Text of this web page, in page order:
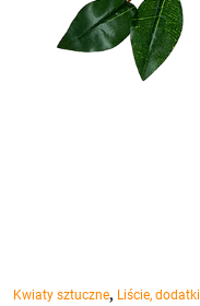
Kwiaty sztuczne, Liście, dodatki